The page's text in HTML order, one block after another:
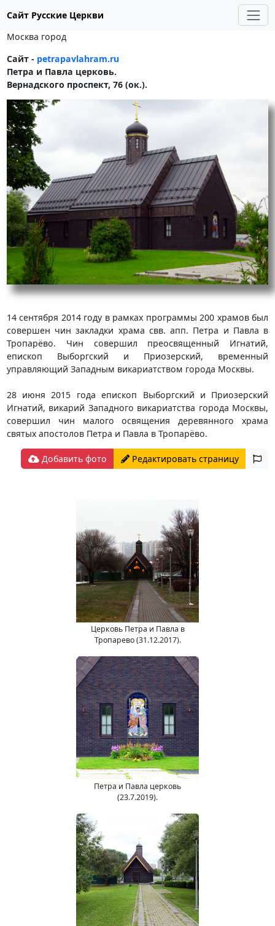
Сайт Русские Церкви
Москва город
Сайт - petrapavlahram.ru
Петра и Павла церковь.
Вернадского проспект, 76 (ок.).
14 сентября 2014 году в рамках программы 200 храмов был
совершен чин закладки храма свв. апп. Петра и Павла в
Тропарёво. Чин совершил преосвященный Игнатий,
епископ Выборгский и Приозерский, временный
управляющий Западным викариатством города Москвы.
28 июня 2015 года епископ Выборгский и Приозерский
Игнатий, викарий Западного викариатства города Москвы,
совершил чин малого освящения деревянного храма
святых апостолов Петра и Павла в Тропарёво.
Добавить фото Редактировать страницу
Церковь Петра и Павла в
Тропарево (31.12.2017).
Петра и Павла церковь
(23.7.2019).